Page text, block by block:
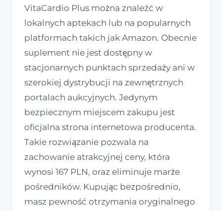
VitaCardio Plus można znaleźć w
lokalnych aptekach lub na popularnych
platformach takich jak Amazon. Obecnie
suplement nie jest dostępny w
stacjonarnych punktach sprzedaży ani w
szerokiej dystrybucji na zewnętrznych
portalach aukcyjnych. Jedynym
bezpiecznym miejscem zakupu jest
oficjalna strona internetowa producenta.
Takie rozwiązanie pozwala na
zachowanie atrakcyjnej ceny, która
wynosi 167 PLN, oraz eliminuje marże
pośredników. Kupując bezpośrednio,
masz pewność otrzymania oryginalnego